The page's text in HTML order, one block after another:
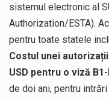
sistemul electronic al
Authorization/ESTA).
pentru toate statele
Costul unei autorizații
USD pentru o viză
de doi ani, pentru